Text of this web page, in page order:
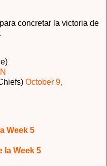
concretar la victoria de
October 9,
Week 5
la Week 5